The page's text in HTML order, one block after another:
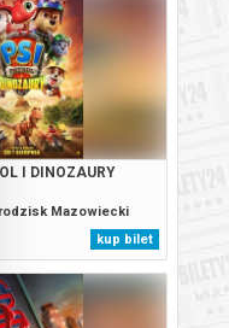
I DINOZAURY
Mazowiecki
kup bilet